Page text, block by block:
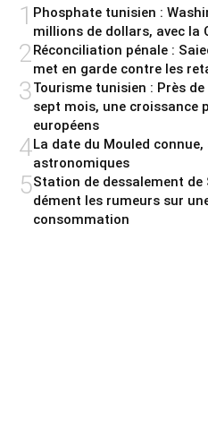
1 Phosphate tunisien :
millions de dollars, avec la
2Réconciliation pénale :
met en garde contre les
3Tourisme tunisien : Près
sept mois, une croissance
européens
4La date du Mouled
astronomiques
5Station de dessalement de
dément les rumeurs sur
consommation